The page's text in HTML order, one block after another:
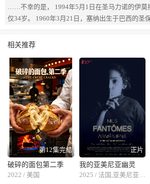
……不幸的是， 1994年5月1日在圣马力诺的伊莫
仅34岁。 1960年3月21日，塞纳出生于巴西的圣
门为他定做了一辆一马力的轻便小赛车。小塞纳
送给他一辆真正的小型赛车，从此，他就对赛车
道：“将来我一定要成为一名一级方程式赛车手。
塞纳首次参加在家乡举行的小型赛车比赛，初战
岁时便夺得了南美冠军。此后，他又多次获得小
南美冠军。但是，塞纳并不满足，他的愿望是向
1981年，塞纳到了赛车运动的圣地——欧洲，开
不久，塞纳夺得福特1600方程式和福特2000方
露头角。 1983年，塞纳集中全力角逐三级方程式
冠军。在1981～1983年的短短三年间，塞纳先后
动了整个赛车界，创造了“塞纳现象”。 1984年，
程式赛车的生涯。塞纳不仅在晴天比赛时是一名
相关推荐
第12集完结
破碎的面包第二季
2022 / 美国
正片
我的亚美尼亚幽灵